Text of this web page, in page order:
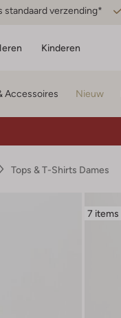
standaard verzending*
Kinderen
Accessoires Nieuw
Tops & T-Shirts Dames
7 items